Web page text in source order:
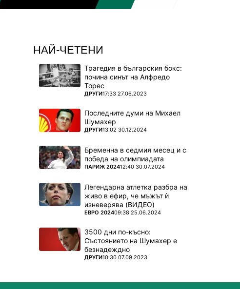
НАЙ-ЧЕТЕНИ
Трагедия в българския бокс:
почина синът на Алфредо
Торес
ПОВЕЧЕ ОТ
ДРУГИ17:33 27.06.2023
Последните думи на Михаел
Шумахер
ПОВЕЧЕ ОТ
ДРУГИ13:02 30.12.2024
Бременна в седмия месец и с
победа на олимпиадата
ПОВЕЧЕ ОТ
ПАРИЖ 202412:40 30.07.2024
Легендарна атлетка разбра на
живо в ефир, че мъжът ѝ
изневерява (ВИДЕО)
ПОВЕЧЕ ОТ
ЕВРО 202409:38 25.06.2024
3500 дни по-късно:
Състоянието на Шумахер е
безнадеждно
ПОВЕЧЕ ОТ
ДРУГИ10:30 07.09.2023